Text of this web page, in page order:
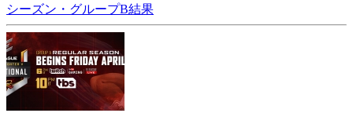
シーズン・グループB結果